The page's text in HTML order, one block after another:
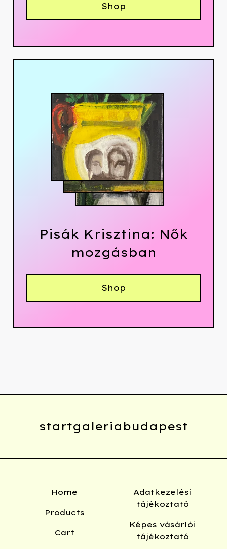
Shop
Pisák Krisztina: Nők
mozgásban
Shop
startgaleriabudapest
Home
Products
Cart
Adatkezelési
tájékoztató
Képes vásárlói
tájékoztató